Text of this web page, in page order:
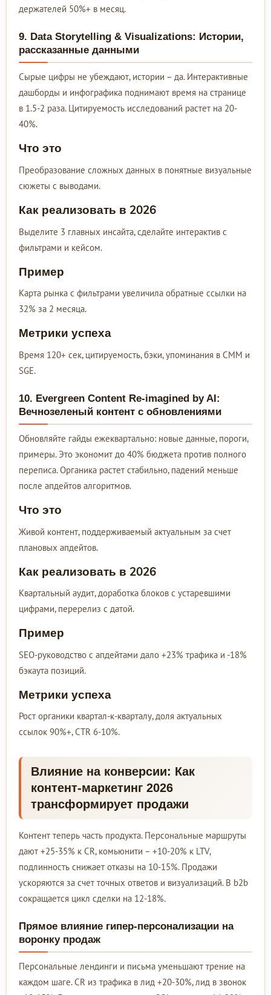
держателей 50%+ в месяц.
9. Data Storytelling & Visualizations: Истории,
рассказанные данными
Сырые цифры не убеждают, истории – да. Интерактивные
дашборды и инфографика поднимают время на странице
в 1.5-2 раза. Цитируемость исследований растет на 20-
40%.
Что это
Преобразование сложных данных в понятные визуальные
сюжеты с выводами.
Как реализовать в 2026
Выделите 3 главных инсайта, сделайте интерактив с
фильтрами и кейсом.
Пример
Карта рынка с фильтрами увеличила обратные ссылки на
32% за 2 месяца.
Метрики успеха
Время 120+ сек, цитируемость, бэки, упоминания в СММ и
SGE.
10. Evergreen Content Re-imagined by AI:
Вечнозеленый контент с обновлениями
Обновляйте гайды ежеквартально: новые данные, пороги,
примеры. Это экономит до 40% бюджета против полного
переписа. Органика растет стабильно, падений меньше
после апдейтов алгоритмов.
Что это
Живой контент, поддерживаемый актуальным за счет
плановых апдейтов.
Как реализовать в 2026
Квартальный аудит, доработка блоков с устаревшими
цифрами, перерелиз с датой.
Пример
SEO-руководство с апдейтами дало +23% трафика и -18%
бэкаута позиций.
Метрики успеха
Рост органики квартал-к-кварталу, доля актуальных
ссылок 90%+, CTR 6-10%.
Влияние на конверсии: Как
контент-маркетинг 2026
трансформирует продажи
Контент теперь часть продукта. Персональные маршруты
дают +25-35% к CR, комьюнити – +10-20% к LTV,
подлинность снижает отказы на 10-15%. Продажи
ускоряются за счет точных ответов и визуализаций. В b2b
сокращается цикл сделки на 12-18%.
Прямое влияние гипер-персонализации на
воронку продаж
Персональные лендинги и письма уменьшают трение на
каждом шаге. CR из трафика в лид +20-30%, лид в звонок